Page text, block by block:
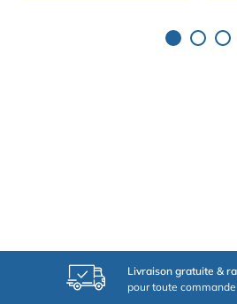
Livraison gratuite &
pour toute